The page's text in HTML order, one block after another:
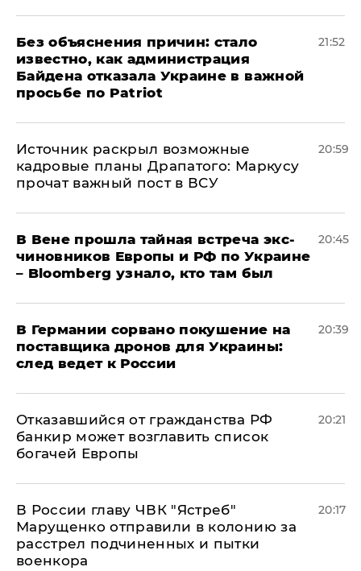
Без объяснения причин: стало
известно, как администрация
Байдена отказала Украине в важной
просьбе по Patriot
21:52
​Источник раскрыл возможные
кадровые планы Драпатого: Маркусу
прочат важный пост в ВСУ
20:59
В Вене прошла тайная встреча экс-
чиновников Европы и РФ по Украине
– Bloomberg узнало, кто там был
20:45
​В Германии сорвано покушение на
поставщика дронов для Украины:
след ведет к России
20:39
Отказавшийся от гражданства РФ
банкир может возглавить список
богачей Европы
20:21
В России главу ЧВК "Ястреб"
Марущенко отправили в колонию за
расстрел подчиненных и пытки
военкора
20:17